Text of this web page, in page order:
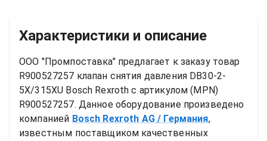
Характеристики и описание
ООО "Промпоставка" предлагает к заказу товар
R900527257 клапан снятия давления DB30-2-
5X/315XU Bosch Rexroth
R900527257. Данное оборудование произведено
компанией Bosch Rexroth AG / Германия,
известным поставщиком качественных